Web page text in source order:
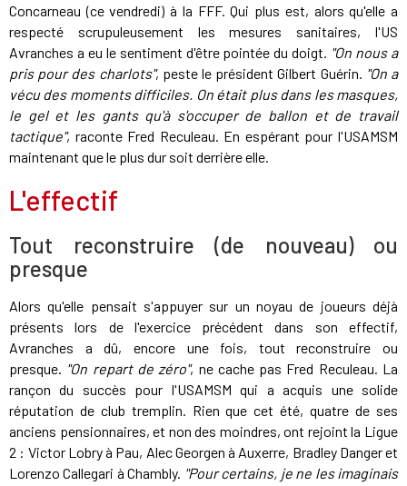
Concarneau (ce vendredi) à la FFF. Qui plus est, alors qu'elle a
respecté scrupuleusement les mesures sanitaires, l'US
Avranches a eu le sentiment d'être pointée du doigt. "On nous a
pris pour des charlots", peste le président Gilbert Guérin. "On a
vécu des moments difficiles. On était plus dans les masques,
le gel et les gants qu'à s'occuper de ballon et de travail
tactique", raconte Fred Reculeau. En espérant pour l'USAMSM
maintenant que le plus dur soit derrière elle.
L'effectif
Tout reconstruire (de nouveau) ou
presque
Alors qu'elle pensait s'appuyer sur un noyau de joueurs déjà
présents lors de l'exercice précédent dans son effectif,
Avranches a dû, encore une fois, tout reconstruire ou
presque. "On repart de zéro", ne cache pas Fred Reculeau. La
rançon du succès pour l'USAMSM qui a acquis une solide
réputation de club tremplin. Rien que cet été, quatre de ses
anciens pensionnaires, et non des moindres, ont rejoint la Ligue
2 : Victor Lobry à Pau, Alec Georgen à Auxerre, Bradley Danger et
Lorenzo Callegari à Chambly. "Pour certains, je ne les imaginais